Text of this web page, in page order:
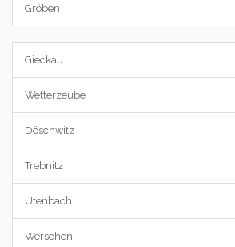
Gröben
Gieckau
Wetterzeube
Döschwitz
Trebnitz
Utenbach
Werschen